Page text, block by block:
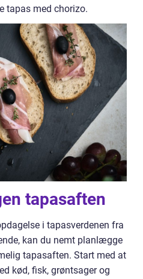
tapas med chorizo.
tapasaften
i tapasverdenen fra
kan du nemt planlægge
tapasaften. Start med at
kød, fisk, grøntsager og